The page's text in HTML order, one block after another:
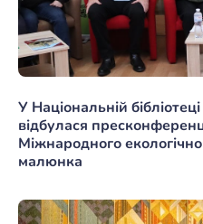
У Національній
відбулася
Міжнародного
малюнка